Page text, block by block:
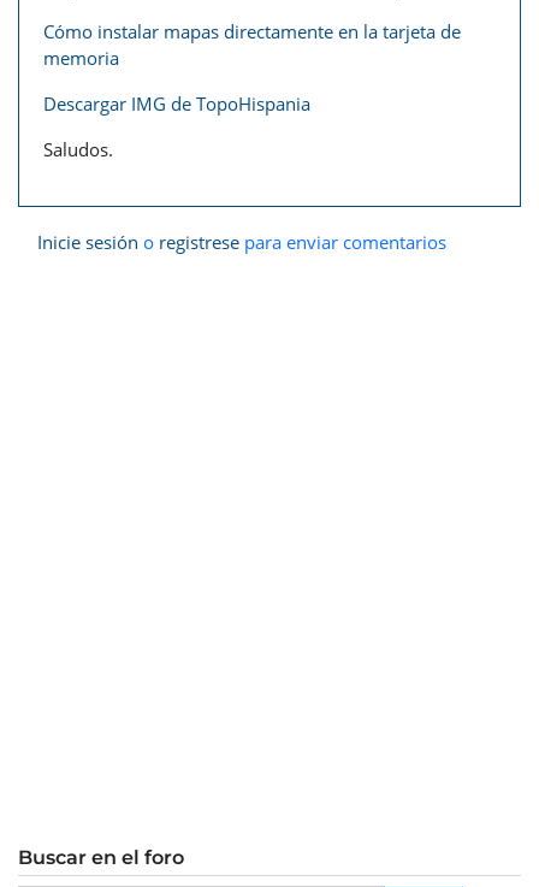
Cómo instalar mapas directamente en la tarjeta de
memoria
Descargar IMG de TopoHispania
Saludos.
Inicie sesión o registrese para enviar comentarios
Buscar en el foro